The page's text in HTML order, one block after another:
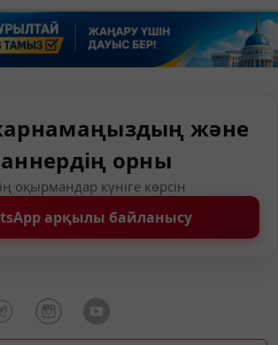
және
орны
оқырмандар күніге көрсін
арқылы байланысу